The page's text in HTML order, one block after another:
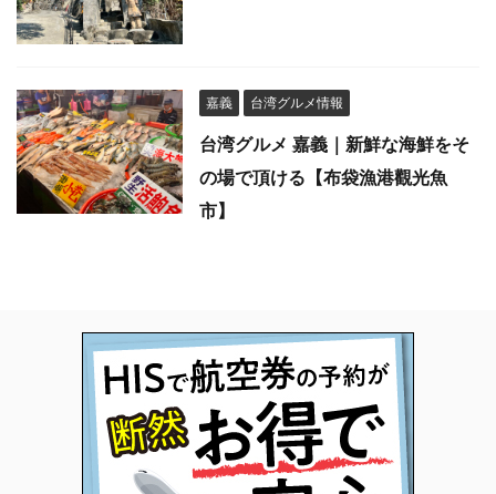
嘉義 台湾グルメ情報
台湾グルメ 嘉義｜新鮮な海鮮をそ
の場で頂ける【布袋漁港觀光魚
市】